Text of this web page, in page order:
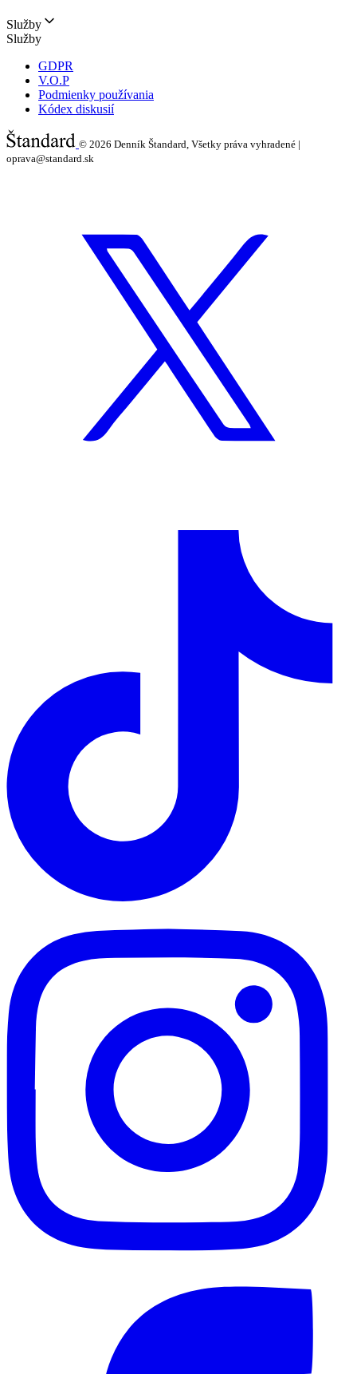
Služby
Služby
GDPR
V.O.P
Podmienky používania
Kódex diskusií
© 2026 Denník Štandard, Všetky práva vyhradené |
oprava@standard.sk